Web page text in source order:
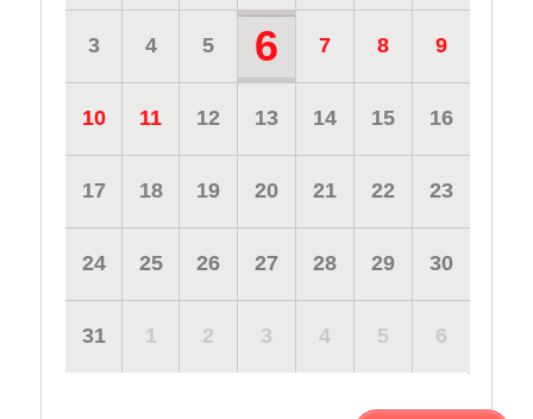
3 4 5 6 7 8 9
10 11 12 13 14 15 16
17 18 19 20 21 22 23
24 25 26 27 28 29 30
31 1 2 3 4 5 6